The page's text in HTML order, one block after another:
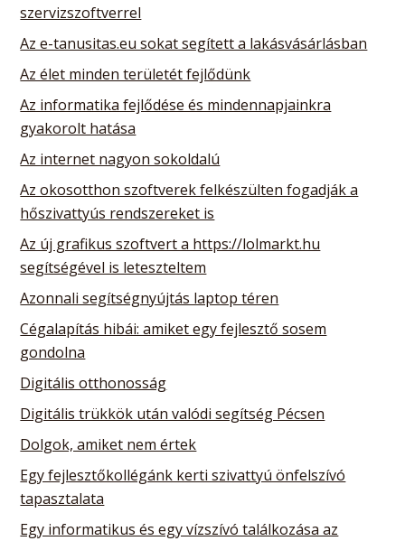
szervizszoftverrel
Az e-tanusitas.eu sokat segített a lakásvásárlásban
Az élet minden területét fejlődünk
Az informatika fejlődése és mindennapjainkra
gyakorolt hatása
Az internet nagyon sokoldalú
Az okosotthon szoftverek felkészülten fogadják a
hőszivattyús rendszereket is
Az új grafikus szoftvert a https://lolmarkt.hu
segítségével is leteszteltem
Azonnali segítségnyújtás laptop téren
Cégalapítás hibái: amiket egy fejlesztő sosem
gondolna
Digitális otthonosság
Digitális trükkök után valódi segítség Pécsen
Dolgok, amiket nem értek
Egy fejlesztőkollégánk kerti szivattyú önfelszívó
tapasztalata
Egy informatikus és egy vízszívó találkozása az